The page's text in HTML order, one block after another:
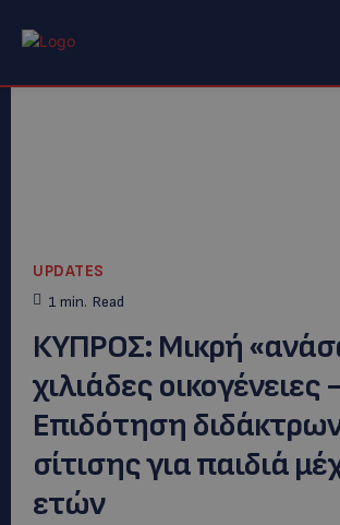
UPDATES
1 min. Read
ΚΥΠΡΟΣ: Μικρή
χιλιάδες οικογένειες
Επιδότηση
σίτισης για παιδιά
ετών